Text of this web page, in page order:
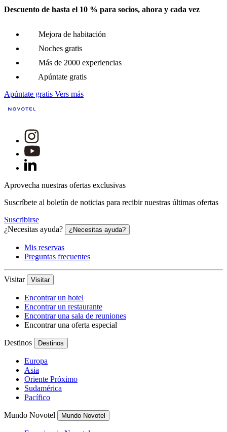
Descuento de hasta el 10 % para socios, ahora y cada vez
Mejora de habitación
Noches gratis
Más de 2000 experiencias
Apúntate gratis
Apúntate gratis Vers más
Aprovecha nuestras ofertas exclusivas
Suscríbete al boletín de noticias para recibir nuestras últimas ofertas
Suscribirse
¿Necesitas ayuda?
¿Necesitas ayuda?
Mis reservas
Preguntas frecuentes
Visitar Visitar
Encontrar un hotel
Encontrar un restaurante
Encontrar una sala de reuniones
Encontrar una oferta especial
Destinos Destinos
Europa
Asia
Oriente Próximo
Sudamérica
Pacífico
Mundo Novotel Mundo Novotel